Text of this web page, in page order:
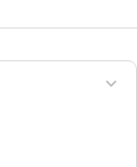
expand_more